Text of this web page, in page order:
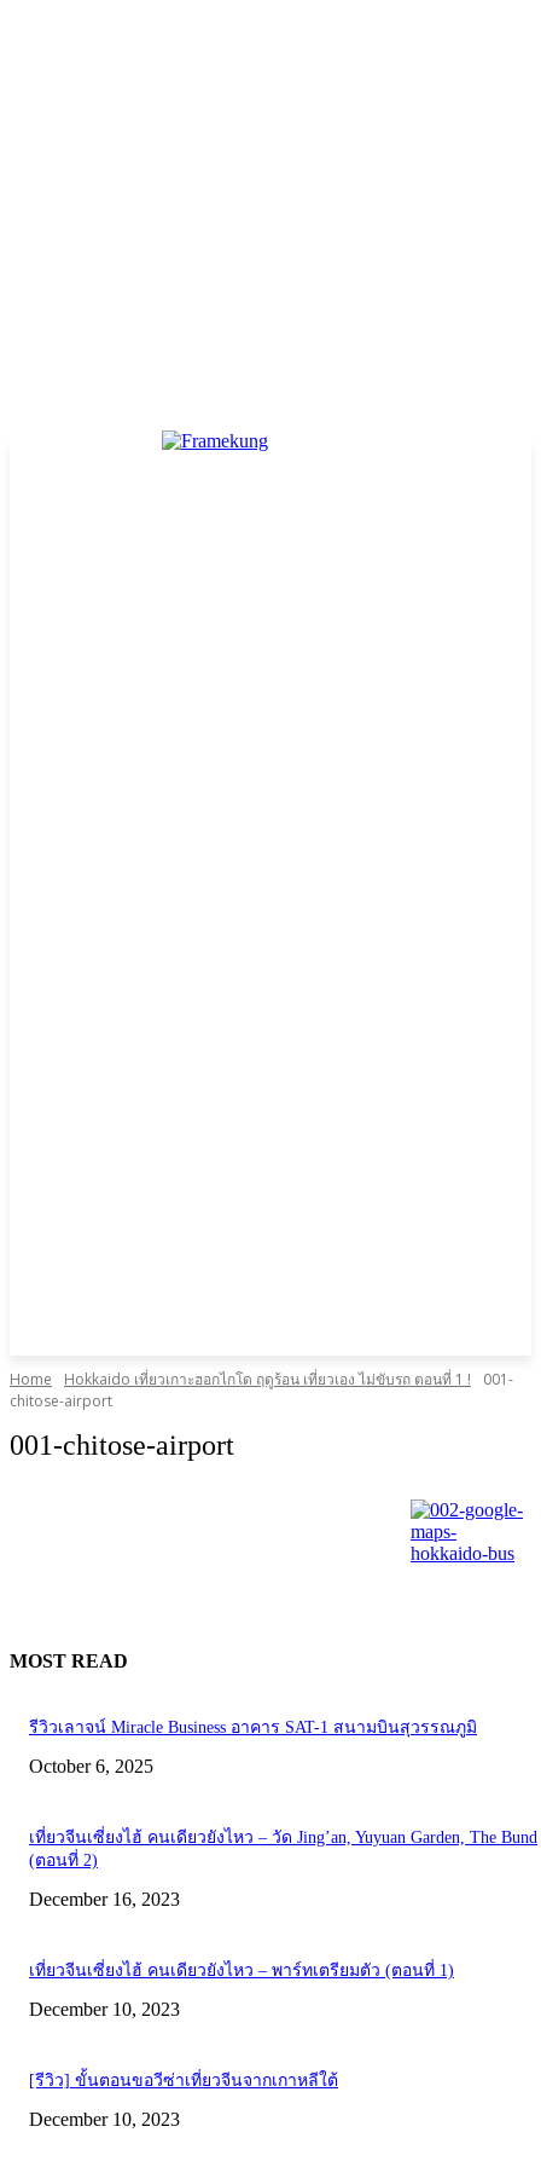
Home Hokkaido เที่ยวเกาะฮอกไกโด ฤดูร้อน เที่ยวเอง ไม่ขับรถ ตอนที่ 1 !
001-
chitose-airport
001-chitose-airport
MOST READ
รีวิวเลาจน์ Miracle Business อาคาร SAT-1 สนามบินสุวรรณภูมิ
October 6, 2025
เที่ยวจีนเซี่ยงไฮ้ คนเดียวยังไหว – วัด Jing’an, Yuyuan Garden, The Bund
(ตอนที่ 2)
December 16, 2023
เที่ยวจีนเซี่ยงไฮ้ คนเดียวยังไหว – พาร์ทเตรียมตัว (ตอนที่ 1)
December 10, 2023
[รีวิว] ขั้นตอนขอวีซ่าเที่ยวจีนจากเกาหลีใต้
December 10, 2023